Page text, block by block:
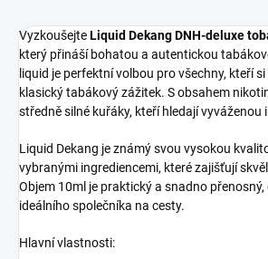
VyzkoušejteLiquid Dekang DNH-deluxe
který přináší bohatou a autentickou
liquid je perfektní volbou pro všechny, kteří
klasický tabákový zážitek. S obsahem
středně silné kuřáky, kteří hledají vyváženou
Liquid Dekang je známý svou vysokou
vybranými ingrediencemi, které zajišťují
Objem 10ml je praktický a snadno přenosný,
ideálního společníka na cesty.
Hlavní vlastnosti: